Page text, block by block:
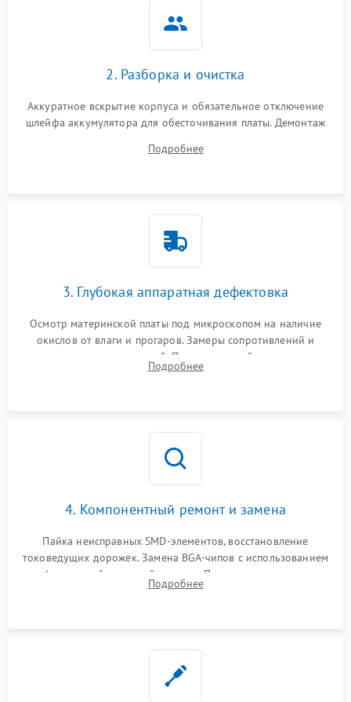
2. Разборка и очистка
Аккуратное вскрытие корпуса и обязательное отключение
шлейфа аккумулятора для обесточивания платы. Демонтаж
высохшей термопасты с кристаллов чипов.
Подробнее
3. Глубокая аппаратная дефектовка
Осмотр материнской платы под микроскопом на наличие
окислов от влаги и прогаров. Замеры сопротивлений и
дежурных напряжений. Проверка цепей питания,
мультиконтроллера, процессора и видеочипа.
Подробнее
4. Компонентный ремонт и замена
Пайка неисправных SMD-элементов, восстановление
токоведущих дорожек. Замена BGA-чипов с использованием
инфракрасной паяльной станции. Прошивка микросхемы
BIOS или замена поврежденных портов USB
Подробнее